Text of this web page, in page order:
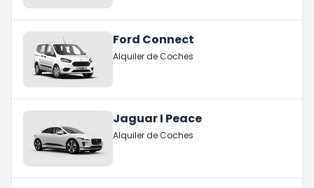
Ford Connect
Alquiler de Coches
Jaguar I Peace
Alquiler de Coches